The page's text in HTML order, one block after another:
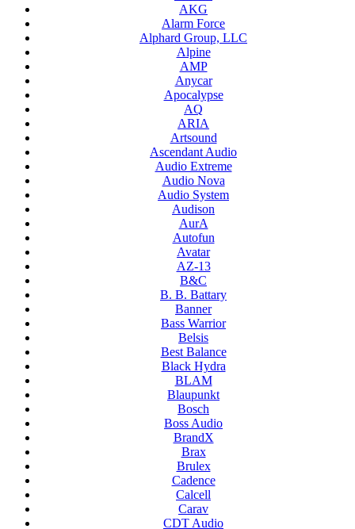
AKG
Alarm Force
Alphard Group, LLC
Alpine
AMP
Anycar
Apocalypse
AQ
ARIA
Artsound
Ascendant Audio
Audio Extreme
Audio Nova
Audio System
Audison
AurA
Autofun
Avatar
AZ-13
B&C
B. B. Battary
Banner
Bass Warrior
Belsis
Best Balance
Black Hydra
BLAM
Blaupunkt
Bosch
Boss Audio
BrandX
Brax
Brulex
Cadence
Calcell
Carav
CDT Audio